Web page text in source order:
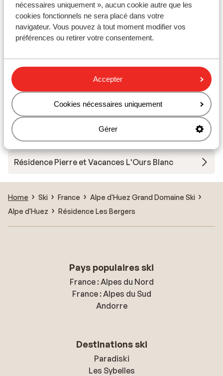
nécessaires uniquement », aucun cookie autre que les
cookies fonctionnels ne sera placé dans votre
navigateur. Vous pouvez à tout moment modifier vos
préférences ou retirer votre consentement.
Accepter
Cookies nécessaires uniquement
Gérer
Residence Les Edelweiss
Pierre & Vacances Les Bergers
Résidence P&V Les Bergers - Tarif avantageux
Résidence Pierre et Vacances L'Ours Blanc
Home Ski France
Alpe d'Huez Grand Domaine Ski
Alpe d'Huez
Résidence Les Bergers
Pays populaires ski
France : Alpes du Nord
France : Alpes du Sud
Andorre
Destinations ski
Paradiski
Les Sybelles